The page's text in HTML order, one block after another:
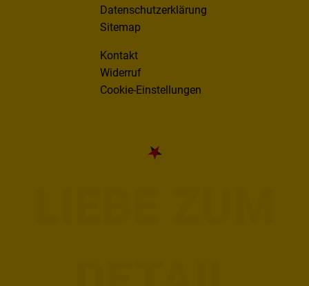
Datenschutzerklärung
Sitemap
Kontakt
Widerruf
Cookie-Einstellungen